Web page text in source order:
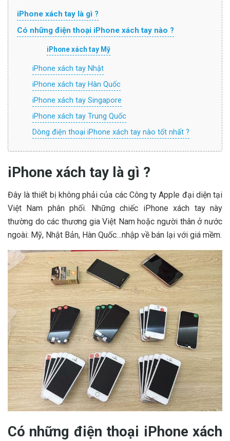
iPhone xách tay là gì ?
Có những điện thoại iPhone xách tay nào ?
iPhone xách tay Mỹ
iPhone xách tay Nhật
iPhone xách tay Hàn Quốc
iPhone xách tay Singapore
iPhone xách tay Trung Quốc
Dòng điện thoại iPhone xách tay nào tốt nhất ?
iPhone xách tay là gì ?
Đây là thiết bị không phải của các Công ty Apple đại diện tại
Việt Nam phân phối. Những chiếc iPhone xách tay này
thường do các thương gia Việt Nam hoặc người thân ở nước
ngoài: Mỹ, Nhật Bản, Hàn Quốc…nhập về bán lại với giá mềm.
Có những điện thoại iPhone xách